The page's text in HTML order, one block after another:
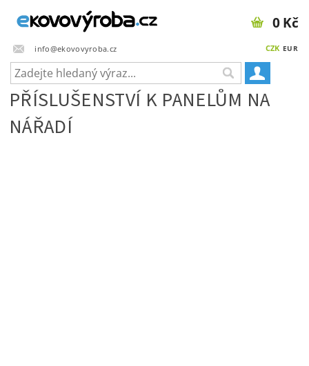
info@ekovovyroba.cz CZK EUR
0 Kč
PŘÍSLUŠENSTVÍ K PANELŮM NA
NÁŘADÍ